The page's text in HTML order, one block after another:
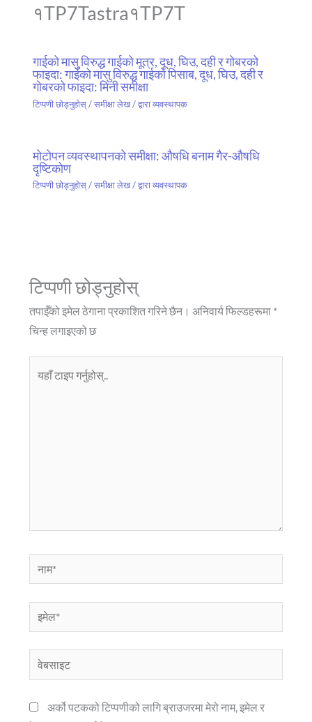
१TP7Tastra१TP7T
गाईको मासु विरुद्ध गाईको मूत्र, दूध, घिउ, दही र गोबरको
फाइदा: गाईको मासु विरुद्ध गाईको पिसाब, दूध, घिउ, दही र
गोबरको फाइदा: मिनी समीक्षा
टिप्पणी छोड्नुहोस्/समीक्षा लेख/ द्वाराव्यवस्थापक
मोटोपन व्यवस्थापनको समीक्षा: औषधि बनाम गैर-औषधि
दृष्टिकोण
टिप्पणी छोड्नुहोस्/समीक्षा लेख/ द्वाराव्यवस्थापक
टिप्पणी छोड्नुहोस्
तपाईँको इमेल ठेगाना प्रकाशित गरिने छैन। अनिवार्य फिल्डहरूमा *
चिन्ह लगाइएको छ
इमेल*
वेबसाइट
अर्को पटकको टिप्पणीको लागि ब्राउजरमा मेरो नाम, इमेल र